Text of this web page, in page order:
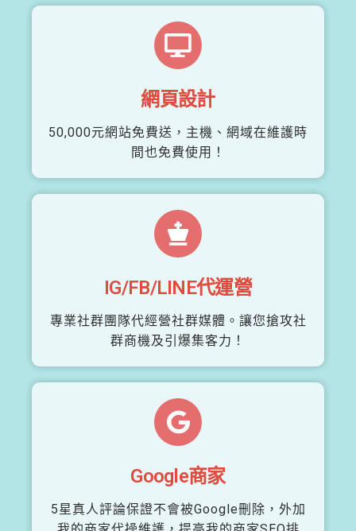
網頁設計
50,000元網站免費送，主機、網域在維護時
間也免費使用！
IG/FB/LINE代運營
專業社群團隊代經營社群媒體。讓您搶攻社
群商機及引爆集客力！
Google商家
5星真人評論保證不會被Google刪除，外加